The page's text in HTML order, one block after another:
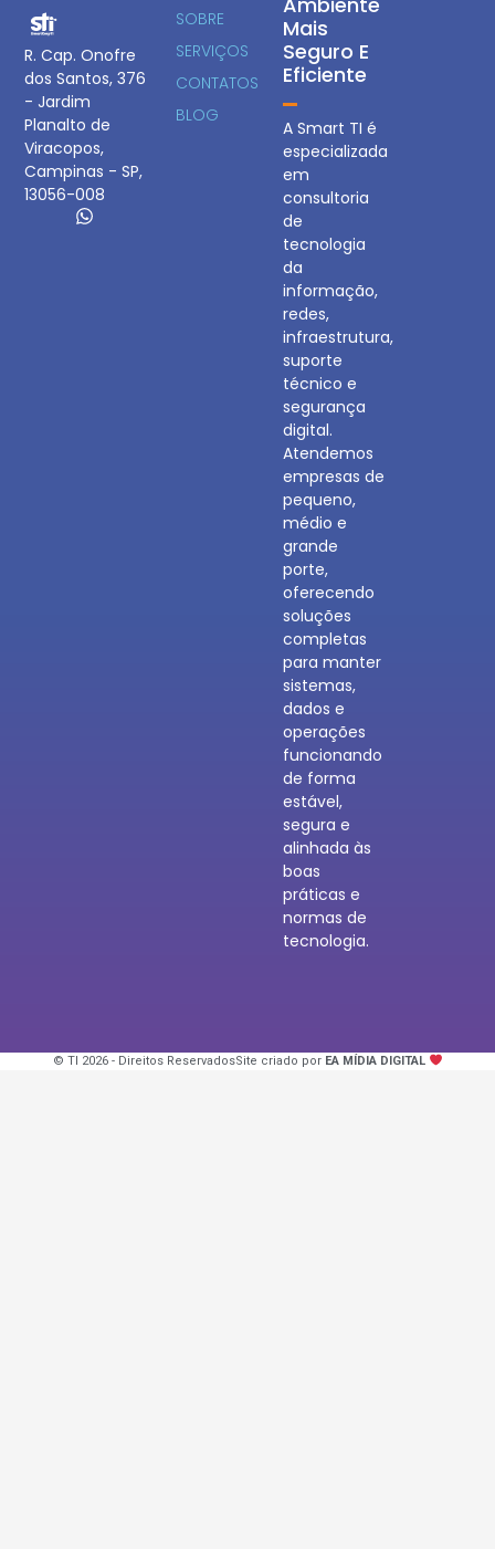
R. Cap. Onofre
dos Santos, 376
- Jardim
Planalto de
Viracopos,
Campinas - SP,
13056-008
Mais
Seguro E
Eficiente
A Smart TI é
especializada
em
consultoria
de
tecnologia
da
informação,
redes,
infraestrutura,
suporte
técnico e
segurança
digital.
Atendemos
empresas de
pequeno,
médio e
grande
porte,
oferecendo
soluções
completas
para manter
sistemas,
dados e
operações
funcionando
de forma
estável,
segura e
alinhada às
boas
práticas e
normas de
tecnologia.
SOBRE
SERVIÇOS
CONTATOS
BLOG
© TI 2026 - Direitos ReservadosSite criado por EA MÍDIA DIGITAL